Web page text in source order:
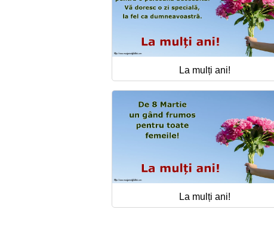
La mulți ani!
La mulți ani!